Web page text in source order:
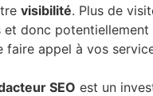
visibilité. Plus de
et donc
faire appel à vos
SEO est un